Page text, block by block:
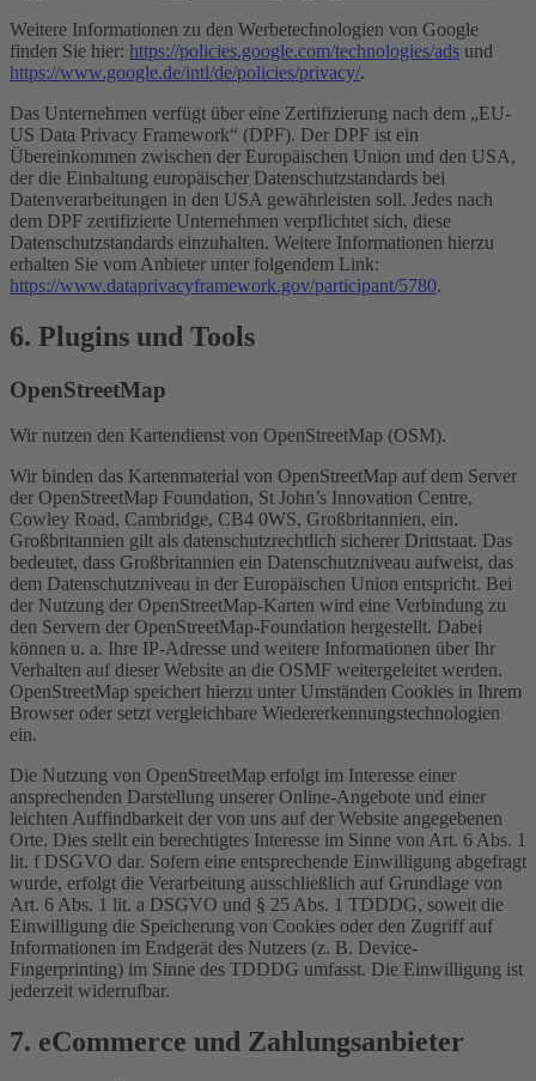
Weitere Informationen zu den Werbetechnologien von Google
finden Sie hier: https://policies.google.com/technologies/ads und
https://www.google.de/intl/de/policies/privacy/.
Das Unternehmen verfügt über eine Zertifizierung nach dem „EU-
US Data Privacy Framework“ (DPF). Der DPF ist ein
Übereinkommen zwischen der Europäischen Union und den USA,
der die Einhaltung europäischer Datenschutzstandards bei
Datenverarbeitungen in den USA gewährleisten soll. Jedes nach
dem DPF zertifizierte Unternehmen verpflichtet sich, diese
Datenschutzstandards einzuhalten. Weitere Informationen hierzu
erhalten Sie vom Anbieter unter folgendem Link:
https://www.dataprivacyframework.gov/participant/5780.
6. Plugins und Tools
OpenStreetMap
Wir nutzen den Kartendienst von OpenStreetMap (OSM).
Wir binden das Kartenmaterial von OpenStreetMap auf dem Server
der OpenStreetMap Foundation, St John’s Innovation Centre,
Cowley Road, Cambridge, CB4 0WS, Großbritannien, ein.
Großbritannien gilt als datenschutzrechtlich sicherer Drittstaat. Das
bedeutet, dass Großbritannien ein Datenschutzniveau aufweist, das
dem Datenschutzniveau in der Europäischen Union entspricht. Bei
der Nutzung der OpenStreetMap-Karten wird eine Verbindung zu
den Servern der OpenStreetMap-Foundation hergestellt. Dabei
können u. a. Ihre IP-Adresse und weitere Informationen über Ihr
Verhalten auf dieser Website an die OSMF weitergeleitet werden.
OpenStreetMap speichert hierzu unter Umständen Cookies in Ihrem
Browser oder setzt vergleichbare Wiedererkennungstechnologien
ein.
Die Nutzung von OpenStreetMap erfolgt im Interesse einer
ansprechenden Darstellung unserer Online-Angebote und einer
leichten Auffindbarkeit der von uns auf der Website angegebenen
Orte. Dies stellt ein berechtigtes Interesse im Sinne von Art. 6 Abs. 1
lit. f DSGVO dar. Sofern eine entsprechende Einwilligung abgefragt
wurde, erfolgt die Verarbeitung ausschließlich auf Grundlage von
Art. 6 Abs. 1 lit. a DSGVO und § 25 Abs. 1 TDDDG, soweit die
Einwilligung die Speicherung von Cookies oder den Zugriff auf
Informationen im Endgerät des Nutzers (z. B. Device-
Fingerprinting) im Sinne des TDDDG umfasst. Die Einwilligung ist
jederzeit widerrufbar.
7. eCommerce und Zahlungs­anbieter